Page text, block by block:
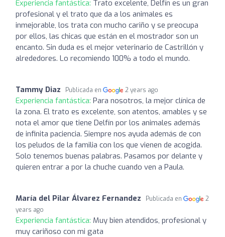
Experiencia fantástica: Trato excelente, Delfín es un gran
profesional y el trato que da a los animales es
inmejorable, los trata con mucho cariño y se preocupa
por ellos, las chicas que están en el mostrador son un
encanto. Sin duda es el mejor veterinario de Castrillón y
alrededores. Lo recomiendo 100% a todo el mundo.
Tammy Diaz Publicada en 2 years ago
Experiencia fantástica: Para nosotros, la mejor clínica de
la zona. El trato es excelente, son atentos, amables y se
nota el amor que tiene Delfín por los animales además
de infinita paciencia. Siempre nos ayuda además de con
los peludos de la familia con los que vienen de acogida.
Solo tenemos buenas palabras. Pasamos por delante y
quieren entrar a por la chuche cuando ven a Paula.
María del Pilar Álvarez Fernandez Publicada en
2
years ago
Experiencia fantástica: Muy bien atendidos, profesional y
muy cariñoso con mi gata